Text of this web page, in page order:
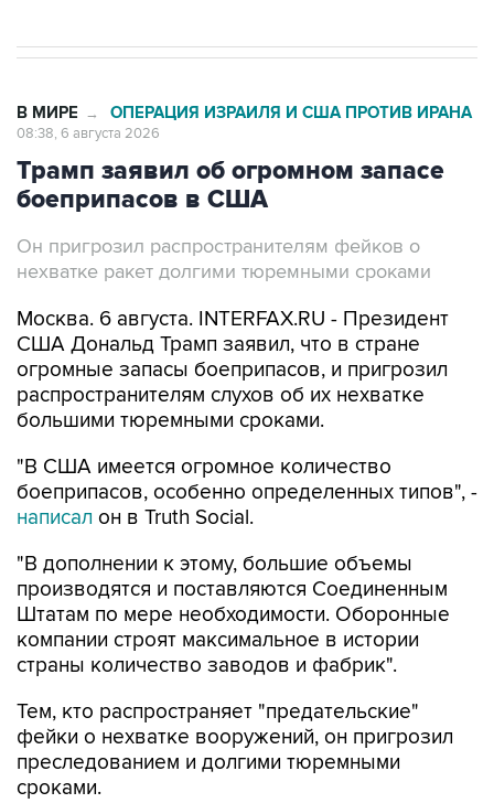
В МИРЕ → ОПЕРАЦИЯ ИЗРАИЛЯ И США ПРОТИВ ИРАНА
08:38, 6 августа 2026
Трамп заявил об огромном запасе
боеприпасов в США
Он пригрозил распространителям фейков о
нехватке ракет долгими тюремными сроками
Москва. 6 августа. INTERFAX.RU - Президент
США Дональд Трамп заявил, что в стране
огромные запасы боеприпасов, и пригрозил
распространителям слухов об их нехватке
большими тюремными сроками.
"В США имеется огромное количество
боеприпасов, особенно определенных типов", -
написал он в Truth Social.
"В дополнении к этому, большие объемы
производятся и поставляются Соединенным
Штатам по мере необходимости. Оборонные
компании строят максимальное в истории
страны количество заводов и фабрик".
Тем, кто распространяет "предательские"
фейки о нехватке вооружений, он пригрозил
преследованием и долгими тюремными
сроками.